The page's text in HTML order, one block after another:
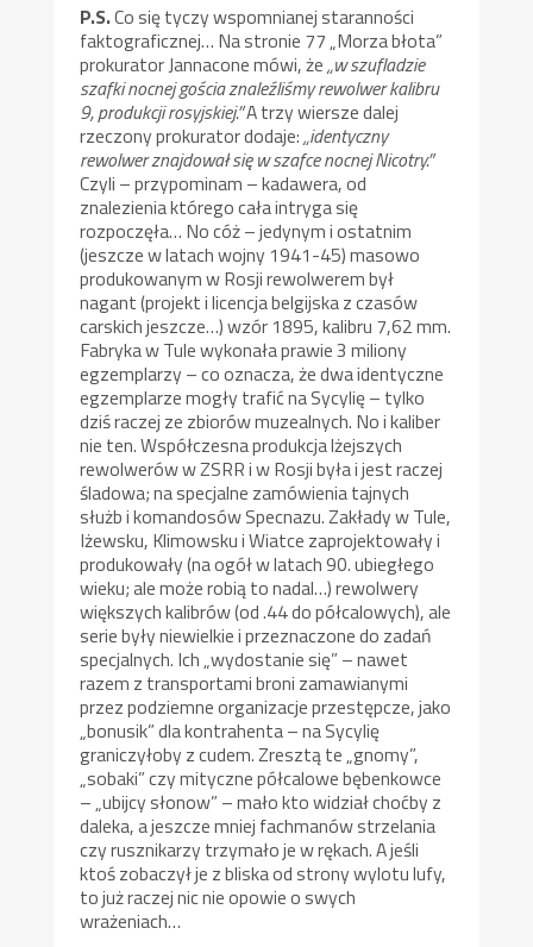
P.S.Co się tyczy wspomnianej staranności
faktograficznej… Na stronie 77 „Morza błota”
prokurator Jannacone mówi, że„w szufladzie
szafki nocnej gościa znaleźliśmy rewolwer kalibru
9, produkcji rosyjskiej.”A trzy wiersze dalej
rzeczony prokurator dodaje:„identyczny
rewolwer znajdował się w szafce nocnej Nicotry.”
Czyli – przypominam – kadawera, od
znalezienia którego cała intryga się
rozpoczęła… No cóż – jedynym i ostatnim
(jeszcze w latach wojny 1941-45) masowo
produkowanym w Rosji rewolwerem był
nagant (projekt i licencja belgijska z czasów
carskich jeszcze…) wzór 1895, kalibru 7,62 mm.
Fabryka w Tule wykonała prawie 3 miliony
egzemplarzy – co oznacza, że dwa identyczne
egzemplarze mogły trafić na Sycylię – tylko
dziś raczej ze zbiorów muzealnych. No i kaliber
nie ten. Współczesna produkcja lżejszych
rewolwerów w ZSRR i w Rosji była i jest raczej
śladowa; na specjalne zamówienia tajnych
służb i komandosów Specnazu. Zakłady w Tule,
Iżewsku, Klimowsku i Wiatce zaprojektowały i
produkowały (na ogół w latach 90. ubiegłego
wieku; ale może robią to nadal…) rewolwery
większych kalibrów (od .44 do półcalowych), ale
serie były niewielkie i przeznaczone do zadań
specjalnych. Ich „wydostanie się” – nawet
razem z transportami broni zamawianymi
przez podziemne organizacje przestępcze, jako
„bonusik” dla kontrahenta – na Sycylię
graniczyłoby z cudem. Zresztą te „gnomy”,
„sobaki” czy mityczne półcalowe bębenkowce
– „ubijcy słonow” – mało kto widział choćby z
daleka, a jeszcze mniej fachmanów strzelania
czy rusznikarzy trzymało je w rękach. A jeśli
ktoś zobaczył je z bliska od strony wylotu lufy,
to już raczej nic nie opowie o swych
wrażeniach…